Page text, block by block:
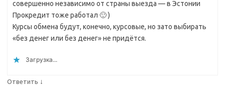
совершенно независимо от страны выезда — в Эстонии
Прокредит тоже работал 🙂 )
Курсы обмена будут, конечно, курсовые, но зато выбирать
«без денег или без денег» не придётся.
Загрузка...
Ответить ↓